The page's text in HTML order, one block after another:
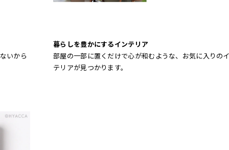
いから
暮らしを豊かにするインテリア
部屋の一部に置くだけで心が和むような、お気に入りの
テリアが見つかります。